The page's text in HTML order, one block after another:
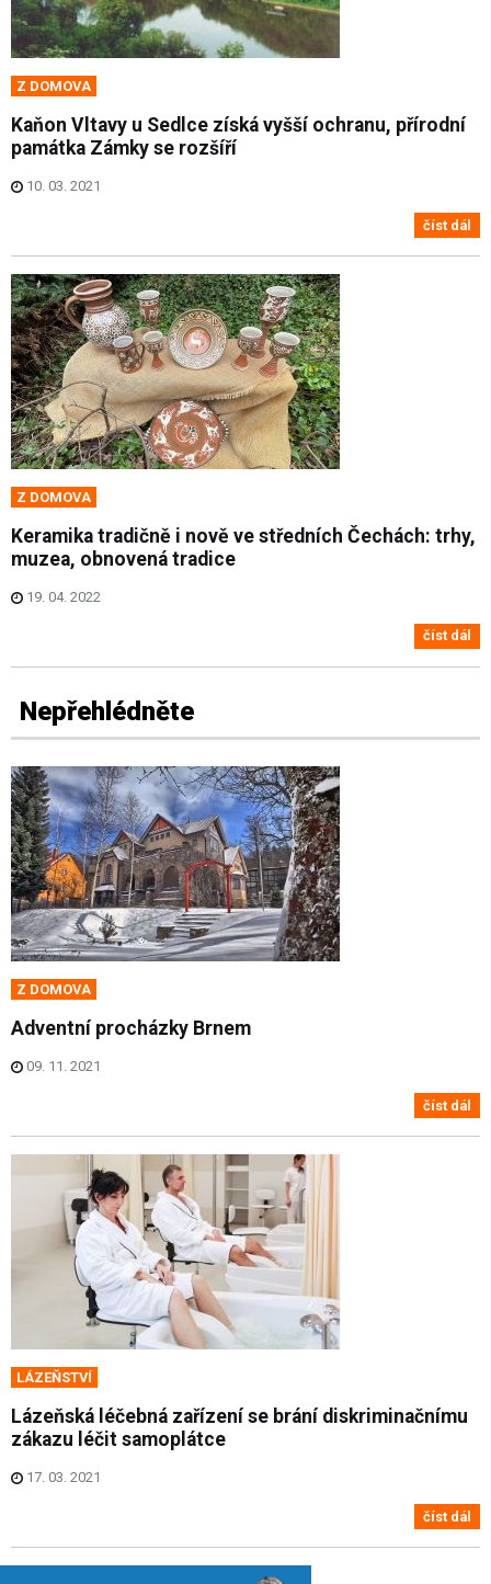
Z DOMOVA
Kaňon Vltavy u Sedlce získá vyšší ochranu, přírodní
památka Zámky se rozšíří
10. 03. 2021
číst dál
Z DOMOVA
Keramika tradičně i nově ve středních Čechách: trhy,
muzea, obnovená tradice
19. 04. 2022
číst dál
Nepřehlédněte
Z DOMOVA
Adventní procházky Brnem
09. 11. 2021
číst dál
LÁZEŇSTVÍ
Lázeňská léčebná zařízení se brání diskriminačnímu
zákazu léčit samoplátce
17. 03. 2021
číst dál